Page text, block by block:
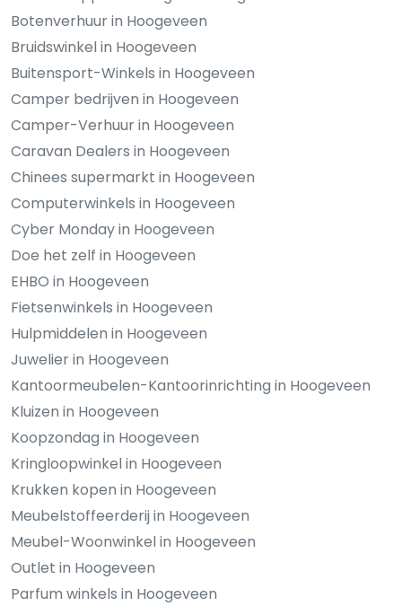
Botenverhuur in Hoogeveen
Bruidswinkel in Hoogeveen
Buitensport-Winkels in Hoogeveen
Camper bedrijven in Hoogeveen
Camper-Verhuur in Hoogeveen
Caravan Dealers in Hoogeveen
Chinees supermarkt in Hoogeveen
Computerwinkels in Hoogeveen
Cyber Monday in Hoogeveen
Doe het zelf in Hoogeveen
EHBO in Hoogeveen
Fietsenwinkels in Hoogeveen
Hulpmiddelen in Hoogeveen
Juwelier in Hoogeveen
Kantoormeubelen-Kantoorinrichting in Hoogeveen
Kluizen in Hoogeveen
Koopzondag in Hoogeveen
Kringloopwinkel in Hoogeveen
Krukken kopen in Hoogeveen
Meubelstoffeerderij in Hoogeveen
Meubel-Woonwinkel in Hoogeveen
Outlet in Hoogeveen
Parfum winkels in Hoogeveen